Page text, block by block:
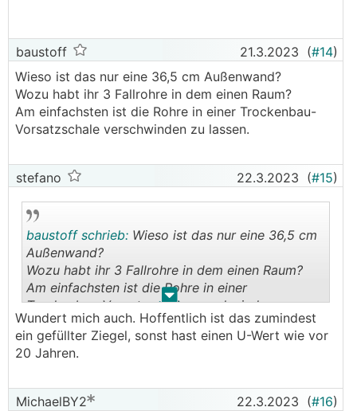
... oder du übersiehst selbst, dass du dieses
Detail ja noch ändern wolltest.
Mach es bitte so gut es geht gleich richtig, auch
wenn der Planer mit den Augen rollt.
baustoff 21.3.2023 (#14)
Wieso ist das nur eine 36,5 cm Außenwand?
Wozu habt ihr 3 Fallrohre in dem einen Raum?
Am einfachsten ist die Rohre in einer Trockenbau-
Vorsatzschale verschwinden zu lassen.
stefano 22.3.2023 (#15)
. .
baustoff schrieb: Wieso ist das nur eine 36,5 cm
Außenwand?
Wozu habt ihr 3 Fallrohre in dem einen Raum?
Am einfachsten ist die Rohre in einer
Trockenbau-Vorsatzschale verschwinden zu
lassen.
Wundert mich auch. Hoffentlich ist das zumindest
ein gefüllter Ziegel, sonst hast einen U-Wert wie vor
20 Jahren.
MichaelBY2 22.3.2023 (#16)